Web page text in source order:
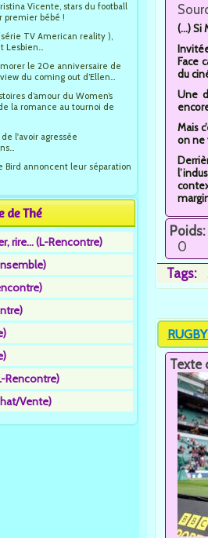
Vicente, stars du football
premier bébé !
TV American reality ),
Lesbien...
le 20e anniversaire de
du coming out d’Ellen...
d’amour du Women’s
la romance au tournoi de
de l'avoir agressée
Bird annoncent leur séparation
de Thé
rire... (L-Rencontre)
Rencontre)
Vente)
(...) Si
Face
du
Une
Mais
on ne
Poids:
0
Tags:
Texte